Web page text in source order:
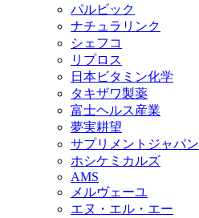
パルビック
ナチュラリンク
シェフコ
リプロス
日本ビタミン化学
タキザワ製薬
富士ヘルス産業
夢実耕望
サプリメントジャパン
ホシケミカルズ
AMS
メルヴェーユ
エヌ・エル・エー